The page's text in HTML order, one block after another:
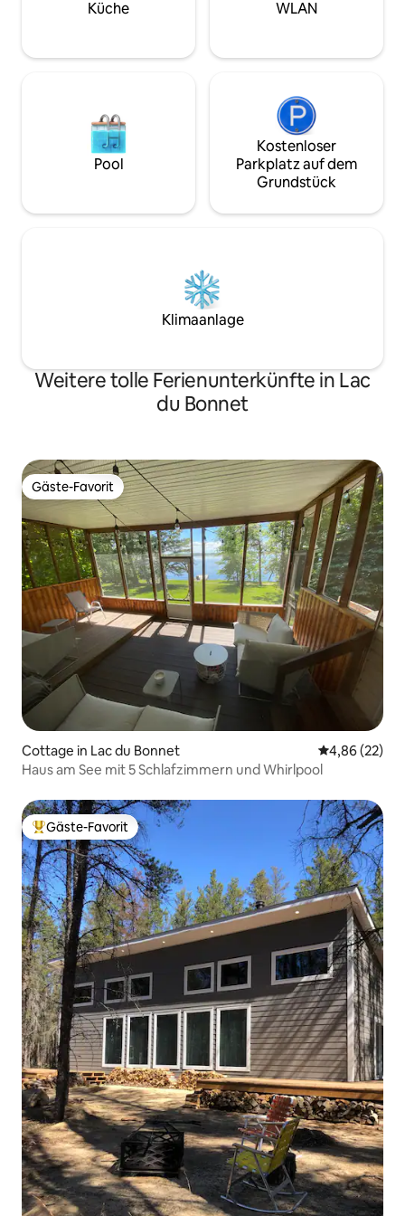
Sitzgelegenheiten.
Waschmaschine/
einer ruhigen
Küche WLAN
Pool
Kostenloser
Parkplatz auf dem
Grundstück
Klimaanlage
Weitere tolle Ferienunterkünfte in Lac
du Bonnet
Gäste-Favorit
Gäste-Favorit
Cottage in Lac du Bonnet
4,86 (22)
Haus am See mit 5 Schlafzimmern und Whirlpool
Beliebter Gäste-Favorit.
Gäste-Favorit